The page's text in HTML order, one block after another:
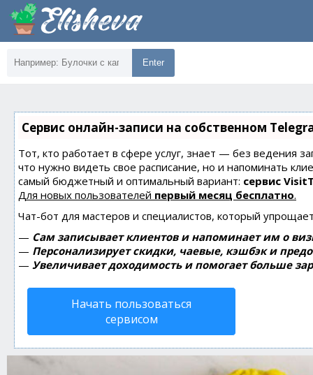
Enter
Сервис онлайн-записи на собственном
Тот, кто работает в сфере услуг, знает — без ведения
что нужно видеть свое расписание, но и напоминать
самый бюджетный и оптимальный вариант: сервис
Для новых пользователей первый месяц бесплатно.
Чат-бот для мастеров и специалистов, который
— Сам записывает клиентов и напоминает им о
— Персонализирует скидки, чаевые, кэшбэк и
— Увеличивает доходимость и помогает больше
Начать пользоваться
сервисом